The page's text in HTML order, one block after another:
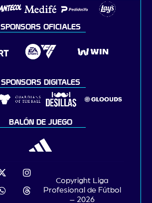
SPONSORS OFICIALES
SPONSORS DIGITALES
BALÓN DE JUEGO
Copyright Liga
Profesional de Fútbol
– 2026